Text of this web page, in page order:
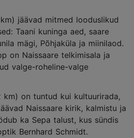
km) jäävad mitmed looduslikud
Taani kuninga aed, saare
mägi, Põhjaküla ja miinilaod.
on Naissaare telkimisala ja
valge-roheline-valge
km) on tuntud kui kultuurirada,
Naissaare kirik, kalmistu ja
ka Sepa talust, kus sündis
Bernhard Schmidt.